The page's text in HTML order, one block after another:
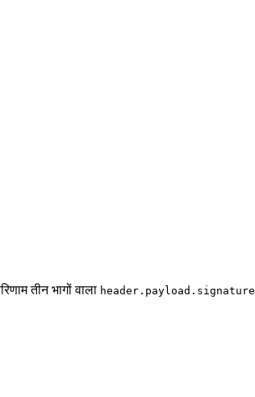
तीन भागों वाला header.payload.signature